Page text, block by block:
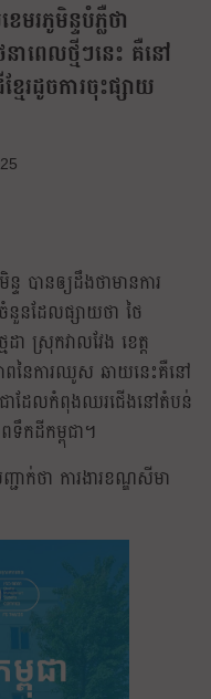
ភូមិន្ទបំភ្លឺថា
ពេលថ្មីៗនេះ គឺនៅ
ែរដូចការចុះផ្សាយ
បានឲ្យដឹងថាមានការ
នដែលផ្សាយថា ថៃ
ស្រុកវាលវែង ខេត្ត
ពនៃការឈូស ឆាយនេះគឺនៅ
ជាដែលកំពុងឈរជើងនៅតំបន់
ទឹកដីកម្ពុជា។
ក់ថា ការងារខណ្ឌសីមា